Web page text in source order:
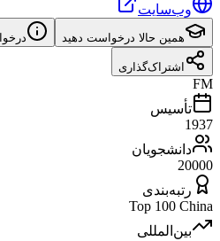
وب‌سایت
همین حالا درخواست دهید
اشتراک‌گذاری
FM
تأسیس
1937
دانشجویان
20000
رتبه‌بندی
Top 100 China
بین‌المللی